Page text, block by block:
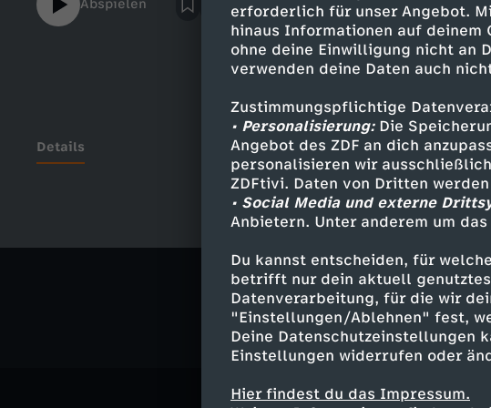
erforderlich für unser Angebot.
hinaus Informationen auf deinem
ohne deine Einwilligung nicht an
verwenden deine Daten auch
Zustimmungspflichtige
• Personalisierung:Die
Angebot des ZDF an dich
personalisieren wir
ZDFtivi. Daten von Dritten
• Social Media und externe
Anbietern. Unter anderem um
Du kannst entscheiden, für
betrifft nur dein aktuell
Datenverarbeitung, für die wir
"Einstellungen/Ablehnen" fest,
Deine Datenschutzeinstellungen
Einstellungen widerrufen oder
Hier findest du das Impressum.
allem, es hat mega gebockt, dieses Projekt
Micaela für ihre Unterstüztung! (Thank you giiirl,
been terribly lost!) Ganz viel Spaß mit dem
aus dem Video: https://www.youtube.com/watch?
v=a_9d0LdaJbEhttps://www.youtube.com/watch?
v=R25dcAYD3N0https://www.youtube.com/
Dank an Janik für den Schnitt des Videos:
https://www.youtube.com/channel/
-------------------------------------epidemicsound.com
(Instrumental Version) - Kalle EngstromLast To
Version) - Martin HallNow We Do It Again
HallPower To The People 1 - Jack ElphickRoll The
Version) - Tommy LjungbergRun Run Run
Abspielen
Details
Ähnliche Inhalte
Sex Video